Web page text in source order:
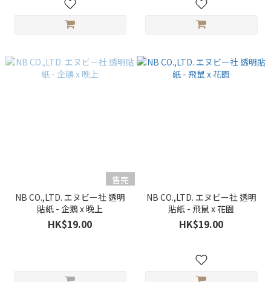
售完
NB CO.,LTD. エヌビー社 透明
貼紙 - 企鵝 x 晚上
HK$19.00
NB CO.,LTD. エヌビー社 透明
貼紙 - 飛鼠 x 花園
HK$19.00